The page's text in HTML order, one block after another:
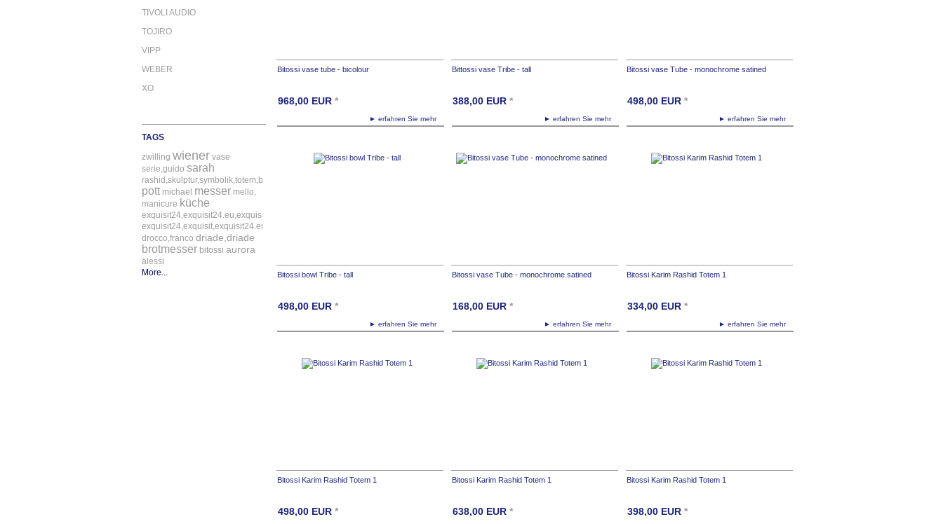
TIVOLI AUDIO
TOJIRO
VIPP
WEBER
XO
TAGS
zwilling wiener vase
serie,guido sarah
rashid,skulptur,symbolik,totem,bitossi
pott michael messer mello,
manicure küche
exquisit24,exquisit24.eu,exquisit24.de,driade,odette,tafelaufsatz,schale,silber
exquisit24,exquisit,exquisit24.eu,exquisit24.de,exquisit24.com,exquisit24.ch,exklusiv,exklusiv24,skulptur,loft,wohnen,garderobe,office,gufram,cactus,kaktus,kleiderständer,multipli
drocco,franco driade,driade
brotmesser bitossi aurora
alessi
More...
Bitossi vase tube - bicolour
► erfahren Sie mehr
968,00 EUR *
Bittossi vase Tribe - tall
► erfahren Sie mehr
388,00 EUR *
Bitossi vase Tube - monochrome satined
► erfahren Sie mehr
498,00 EUR *
Bitossi bowl Tribe - tall
► erfahren Sie mehr
498,00 EUR *
Bitossi vase Tube - monochrome satined
► erfahren Sie mehr
168,00 EUR *
Bitossi Karim Rashid Totem 1
► erfahren Sie mehr
334,00 EUR *
Bitossi Karim Rashid Totem 1
498,00 EUR *
Bitossi Karim Rashid Totem 1
638,00 EUR *
Bitossi Karim Rashid Totem 1
398,00 EUR *